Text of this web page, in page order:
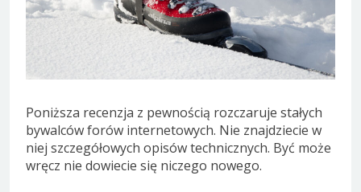
Poniższa recenzja z pewnością rozczaruje stałych
bywalców forów internetowych. Nie znajdziecie w
niej szczegółowych opisów technicznych. Być może
wręcz nie dowiecie się niczego nowego.